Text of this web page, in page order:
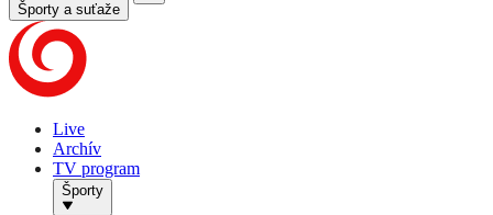
Športy a suťaže
Live
Archív
TV program
Športy